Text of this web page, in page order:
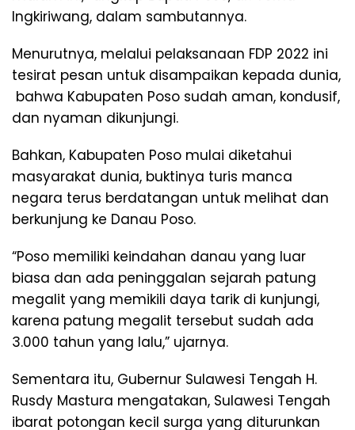
Ingkiriwang, dalam sambutannya.
Menurutnya, melalui pelaksanaan FDP 2022 ini
tesirat pesan untuk disampaikan kepada dunia,
bahwa Kabupaten Poso sudah aman, kondusif,
dan nyaman dikunjungi.
Bahkan, Kabupaten Poso mulai diketahui
masyarakat dunia, buktinya turis manca
negara terus berdatangan untuk melihat dan
berkunjung ke Danau Poso.
“Poso memiliki keindahan danau yang luar
biasa dan ada peninggalan sejarah patung
megalit yang memikili daya tarik di kunjungi,
karena patung megalit tersebut sudah ada
3.000 tahun yang lalu,” ujarnya.
Sementara itu, Gubernur Sulawesi Tengah H.
Rusdy Mastura mengatakan, Sulawesi Tengah
ibarat potongan kecil surga yang diturunkan